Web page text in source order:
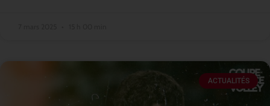
ACTUALITÉS